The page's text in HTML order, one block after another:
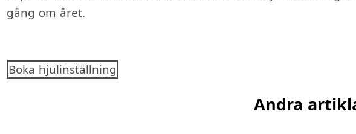
gång om året.
Boka hjulinställning
Andra